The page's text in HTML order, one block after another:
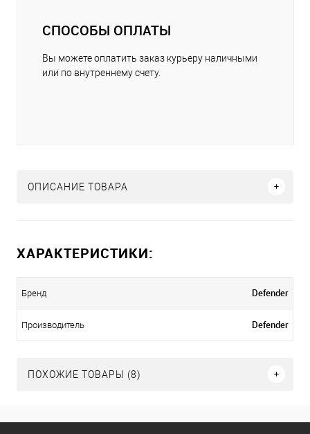
СПОСОБЫ ОПЛАТЫ
Вы можете оплатить заказ курьеру наличными
или по внутреннему счету.
ОПИСАНИЕ ТОВАРА
ХАРАКТЕРИСТИКИ:
Бренд Defender
Производитель Defender
ПОХОЖИЕ ТОВАРЫ (8)